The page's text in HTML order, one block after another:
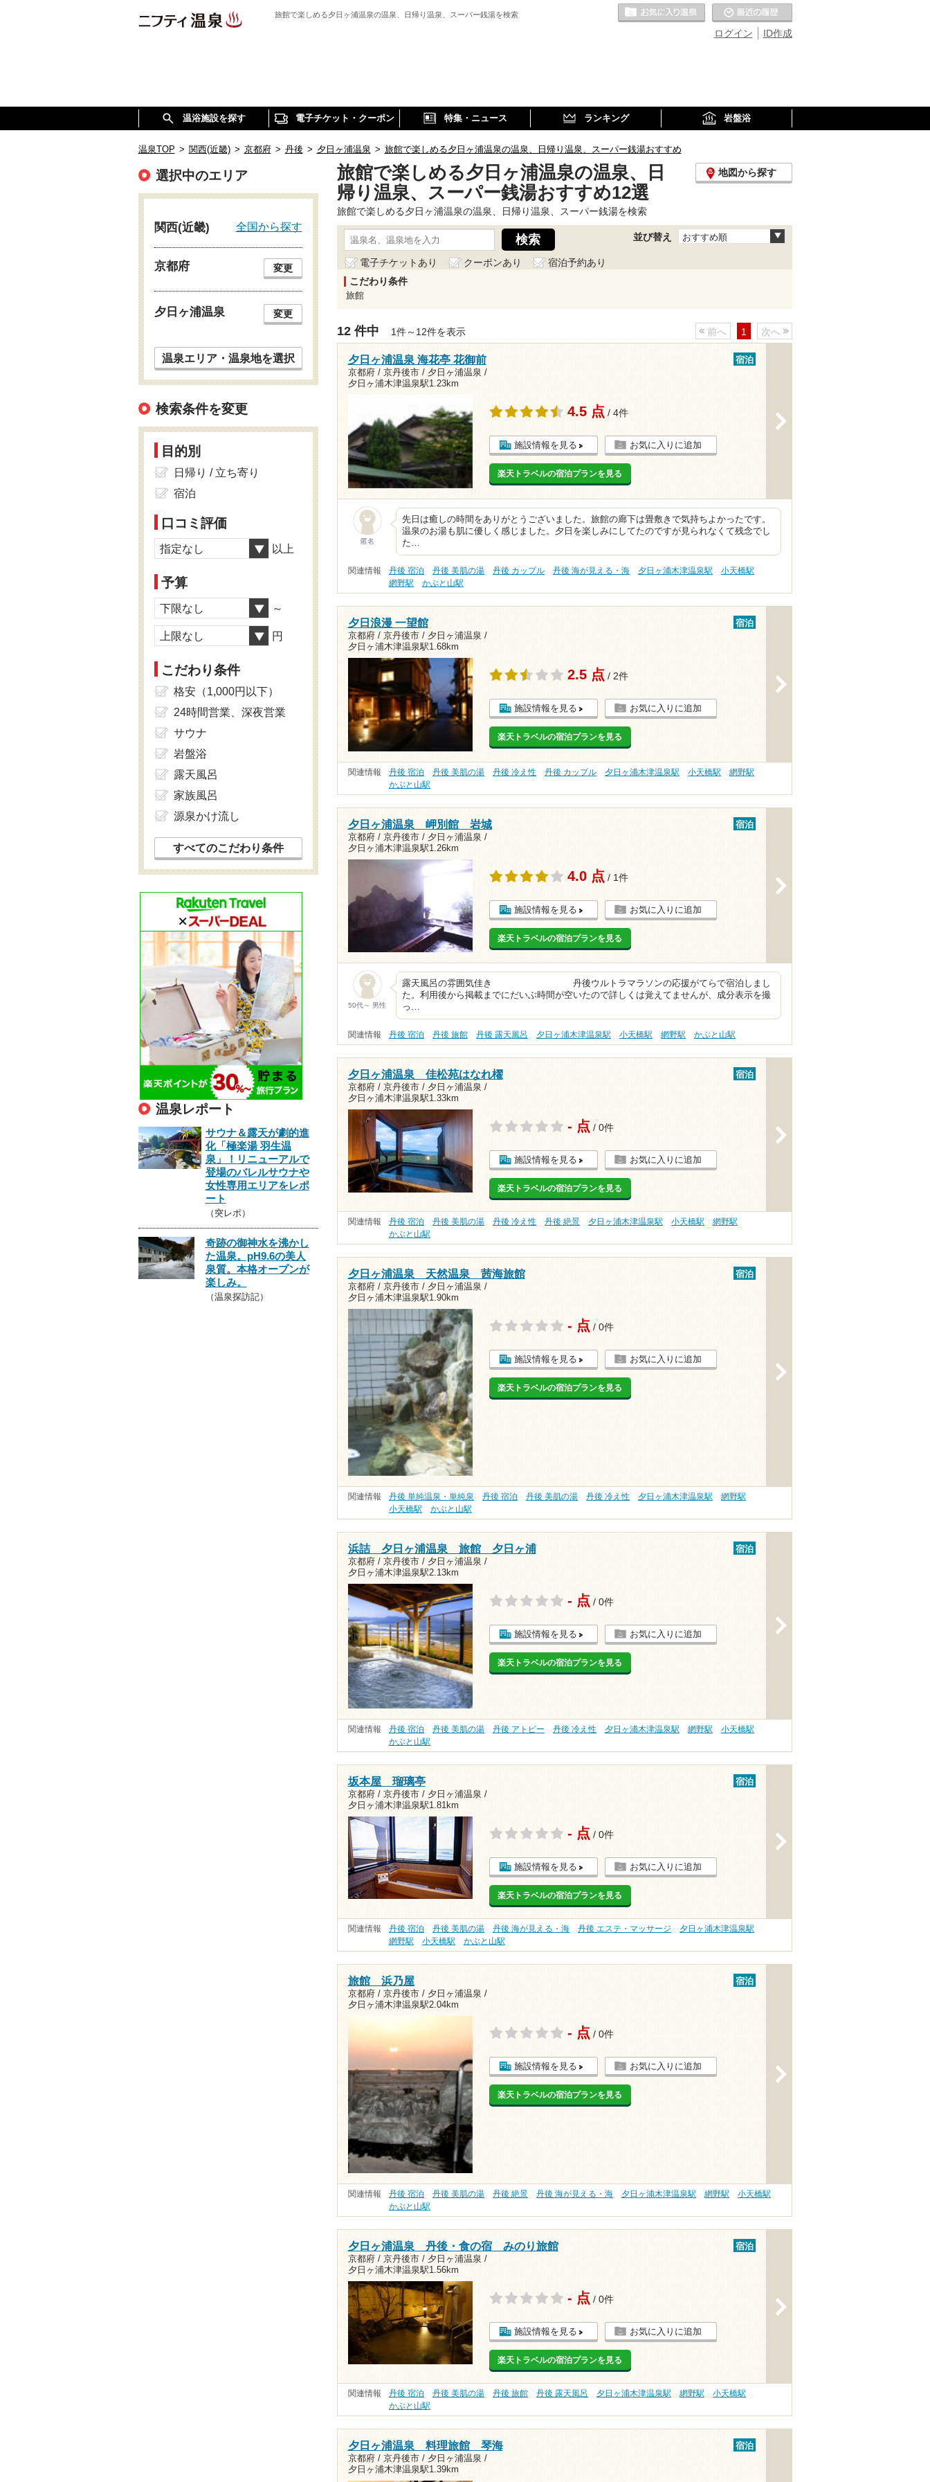
旅館で楽しめる夕日ヶ浦温泉の温泉、日帰り温泉、スーパー銭湯を検索
ID作成
ログイン
お気に入りの温泉
温浴施設を探す 電子チケット・クーポン 特集・ニュース ランキング 岩盤浴
温泉TOP > 関西(近畿) > 京都府 > 丹後 > 夕日ヶ浦温泉 > 旅館で楽しめる夕日ヶ浦温泉の温泉、日帰り温泉、スーパー銭湯おすすめ
旅館で楽しめる夕日ヶ浦温泉の温泉、日
帰り温泉、スーパー銭湯おすすめ12選
地図から探す
旅館で楽しめる夕日ヶ浦温泉の温泉、日帰り温泉、スーパー銭湯を検索
並び替え おすすめ順
電子チケットあり クーポンあり
宿泊予約あり
こだわり条件
旅館
12 件中 1件～12件を表示 前へ 1 次へ
夕日ヶ浦温泉 海花亭 花御前
京都府 / 京丹後市 / 夕日ヶ浦温泉 /
夕日ヶ浦木津温泉駅1.23km
宿泊
4.5 点 / 4件
施設情報を見る お気に入りに追加
楽天トラベルの宿泊プランを見る
匿名
先日は癒しの時間をありがとうございました。旅館の廊下は畳敷きで気持ちよかったです。
温泉のお湯も肌に優しく感じました。夕日を楽しみにしてたのですが見られなくて残念でし
た…
関連情報 丹後 宿泊 丹後 美肌の湯 丹後 カップル 丹後 海が見える・海 夕日ヶ浦木津温泉駅
小天橋駅
網野駅
かぶと山駅
夕日浪漫 一望館
京都府 / 京丹後市 / 夕日ヶ浦温泉 /
夕日ヶ浦木津温泉駅1.68km
宿泊
2.5 点 / 2件
施設情報を見る お気に入りに追加
楽天トラベルの宿泊プランを見る
関連情報 丹後 宿泊 丹後 美肌の湯 丹後 冷え性 丹後 カップル 夕日ヶ浦木津温泉駅 小天橋駅
網野駅
かぶと山駅
夕日ヶ浦温泉 岬別館 岩城
京都府 / 京丹後市 / 夕日ヶ浦温泉 /
夕日ヶ浦木津温泉駅1.26km
宿泊
4.0 点 / 1件
施設情報を見る お気に入りに追加
楽天トラベルの宿泊プランを見る
50代～ 男性
露天風呂の雰囲気佳き 丹後ウルトラマラソンの応援がてらで宿泊しまし
た。利用後から掲載までにだいぶ時間が空いたので詳しくは覚えてませんが、成分表示を撮
っ…
関連情報 丹後 宿泊 丹後 旅館 丹後 露天風呂 夕日ヶ浦木津温泉駅 小天橋駅 網野駅 かぶと山駅
夕日ヶ浦温泉 佳松苑はなれ櫂
京都府 / 京丹後市 / 夕日ヶ浦温泉 /
夕日ヶ浦木津温泉駅1.33km
宿泊
- 点 / 0件
施設情報を見る お気に入りに追加
楽天トラベルの宿泊プランを見る
関連情報 丹後 宿泊 丹後 美肌の湯 丹後 冷え性 丹後 絶景 夕日ヶ浦木津温泉駅 小天橋駅
網野駅
かぶと山駅
夕日ヶ浦温泉 天然温泉 茜海旅館
京都府 / 京丹後市 / 夕日ヶ浦温泉 /
夕日ヶ浦木津温泉駅1.90km
宿泊
- 点 / 0件
施設情報を見る お気に入りに追加
楽天トラベルの宿泊プランを見る
関連情報 丹後 単純温泉・単純泉 丹後 宿泊 丹後 美肌の湯 丹後 冷え性 夕日ヶ浦木津温泉駅
網野駅
小天橋駅
かぶと山駅
浜詰 夕日ヶ浦温泉 旅館 夕日ヶ浦
京都府 / 京丹後市 / 夕日ヶ浦温泉 /
夕日ヶ浦木津温泉駅2.13km
宿泊
- 点 / 0件
施設情報を見る お気に入りに追加
楽天トラベルの宿泊プランを見る
関連情報 丹後 宿泊 丹後 美肌の湯 丹後 アトピー 丹後 冷え性 夕日ヶ浦木津温泉駅 網野駅
小天橋駅
かぶと山駅
坂本屋 瑠璃亭
京都府 / 京丹後市 / 夕日ヶ浦温泉 /
夕日ヶ浦木津温泉駅1.81km
宿泊
- 点 / 0件
施設情報を見る お気に入りに追加
楽天トラベルの宿泊プランを見る
関連情報 丹後 宿泊 丹後 美肌の湯 丹後 海が見える・海 丹後 エステ・マッサージ
夕日ヶ浦木津温泉駅
網野駅
小天橋駅 かぶと山駅
旅館 浜乃屋
京都府 / 京丹後市 / 夕日ヶ浦温泉 /
夕日ヶ浦木津温泉駅2.04km
宿泊
- 点 / 0件
施設情報を見る お気に入りに追加
楽天トラベルの宿泊プランを見る
関連情報 丹後 宿泊 丹後 美肌の湯 丹後 絶景 丹後 海が見える・海 夕日ヶ浦木津温泉駅 網野駅
小天橋駅
かぶと山駅
夕日ヶ浦温泉 丹後・食の宿 みのり旅館
京都府 / 京丹後市 / 夕日ヶ浦温泉 /
夕日ヶ浦木津温泉駅1.56km
宿泊
- 点 / 0件
施設情報を見る お気に入りに追加
楽天トラベルの宿泊プランを見る
関連情報 丹後 宿泊 丹後 美肌の湯 丹後 旅館 丹後 露天風呂 夕日ヶ浦木津温泉駅 網野駅
小天橋駅
かぶと山駅
夕日ヶ浦温泉 料理旅館 琴海
京都府 / 京丹後市 / 夕日ヶ浦温泉 /
夕日ヶ浦木津温泉駅1.39km
宿泊
選択中のエリア
関西(近畿) 全国から探す
京都府 変更
夕日ヶ浦温泉 変更
温泉エリア・温泉地を選択
検索条件を変更
目的別
日帰り / 立ち寄り
宿泊
口コミ評価
指定なし 以上
予算
下限なし ～
上限なし 円
こだわり条件
格安（1,000円以下）
24時間営業、深夜営業
サウナ
岩盤浴
露天風呂
家族風呂
源泉かけ流し
すべてのこだわり条件
温泉レポート
サウナ＆露天が劇的進
化「極楽湯 羽生温
泉」！リニューアルで
登場のバレルサウナや
女性専用エリアをレポ
ート
（突レポ）
奇跡の御神水を沸かし
た温泉。pH9.6の美人
泉質。本格オープンが
楽しみ。
（温泉探訪記）